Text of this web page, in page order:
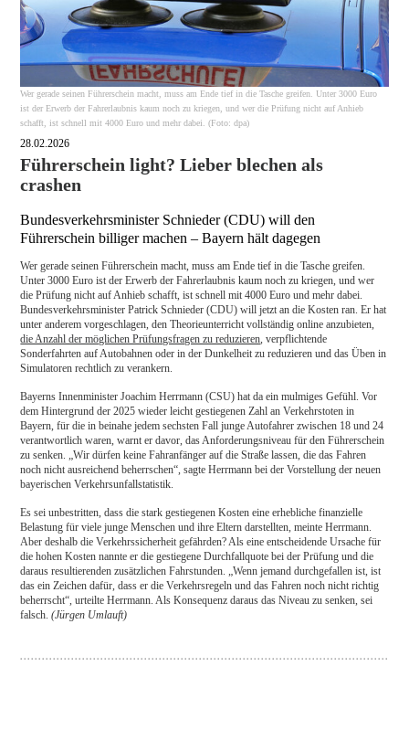
Wer gerade seinen Führerschein macht, muss am Ende tief in die Tasche greifen. Unter 3000 Euro
ist der Erwerb der Fahrerlaubnis kaum noch zu kriegen, und wer die Prüfung nicht auf Anhieb
schafft, ist schnell mit 4000 Euro und mehr dabei. (Foto: dpa)
28.02.2026
Führerschein light? Lieber blechen als
crashen
Bundesverkehrsminister Schnieder (CDU) will den
Führerschein billiger machen – Bayern hält dagegen
Wer gerade seinen Führerschein macht, muss am Ende tief in die Tasche greifen.
Unter 3000 Euro ist der Erwerb der Fahrerlaubnis kaum noch zu kriegen, und wer
die Prüfung nicht auf Anhieb schafft, ist schnell mit 4000 Euro und mehr dabei.
Bundesverkehrsminister Patrick Schnieder (CDU) will jetzt an die Kosten ran. Er hat
unter anderem vorgeschlagen, den Theorieunterricht vollständig online anzubieten,
die Anzahl der möglichen Prüfungsfragen zu reduzieren , verpflichtende
Sonderfahrten auf Autobahnen oder in der Dunkelheit zu reduzieren und das Üben in
Simulatoren rechtlich zu verankern.
Bayerns Innenminister Joachim Herrmann (CSU) hat da ein mulmiges Gefühl. Vor
dem Hintergrund der 2025 wieder leicht gestiegenen Zahl an Verkehrstoten in
Bayern, für die in beinahe jedem sechsten Fall junge Autofahrer zwischen 18 und 24
verantwortlich waren, warnt er davor, das Anforderungsniveau für den Führerschein
zu senken. „Wir dürfen keine Fahranfänger auf die Straße lassen, die das Fahren
noch nicht ausreichend beherrschen“, sagte Herrmann bei der Vorstellung der neuen
bayerischen Verkehrsunfallstatistik.
Es sei unbestritten, dass die stark gestiegenen Kosten eine erhebliche finanzielle
Belastung für viele junge Menschen und ihre Eltern darstellten, meinte Herrmann.
Aber deshalb die Verkehrssicherheit gefährden? Als eine entscheidende Ursache für
die hohen Kosten nannte er die gestiegene Durchfallquote bei der Prüfung und die
daraus resultierenden zusätzlichen Fahrstunden. „Wenn jemand durchgefallen ist, ist
das ein Zeichen dafür, dass er die Verkehrsregeln und das Fahren noch nicht richtig
beherrscht“, urteilte Herrmann. Als Konsequenz daraus das Niveau zu senken, sei
falsch.(Jürgen Umlauft)